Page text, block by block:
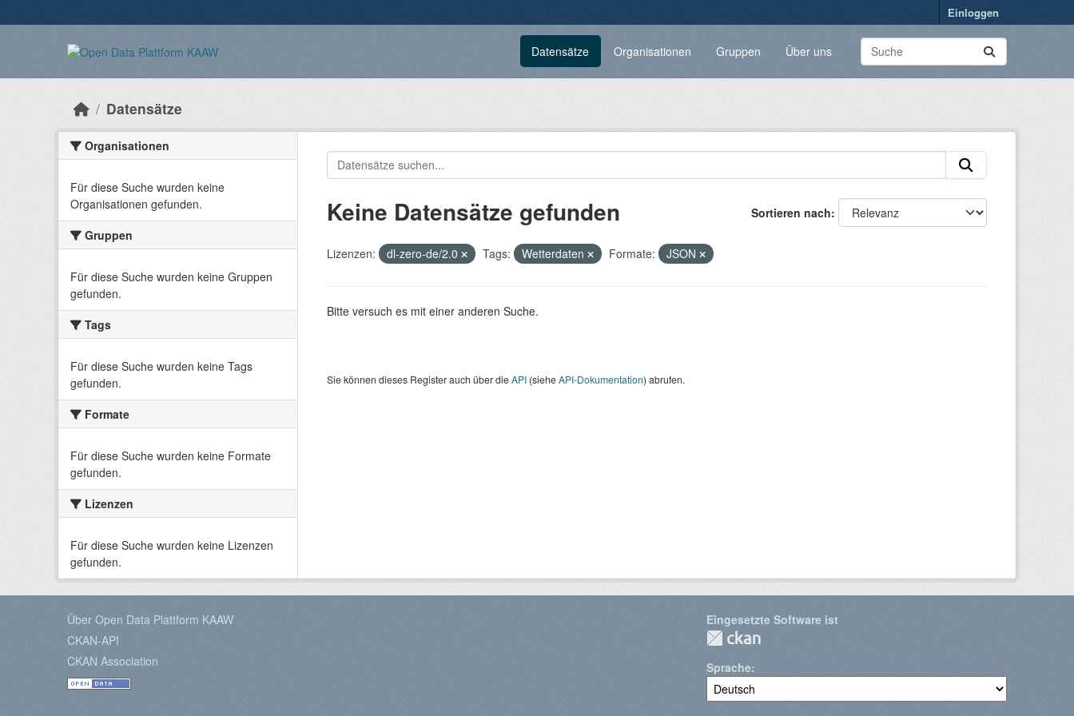
Einloggen
Datensätze Organisationen Gruppen Über uns
Datensätze
Organisationen
Für diese Suche wurden keine
Organisationen gefunden.
Gruppen
Für diese Suche wurden keine Gruppen
gefunden.
Tags
Für diese Suche wurden keine Tags
gefunden.
Formate
Für diese Suche wurden keine Formate
gefunden.
Lizenzen
Für diese Suche wurden keine Lizenzen
gefunden.
Sortieren nach
Keine Datensätze gefunden
Lizenzen: dl-zero-de/2.0 Tags: Wetterdaten Formate: JSON
Bitte versuch es mit einer anderen Suche.
Sie können dieses Register auch über dieAPI(sieheAPI-Dokumentation) abrufen.
Über Open Data Plattform KAAW
CKAN-API
CKAN Association
Eingesetzte Software ist
Sprache